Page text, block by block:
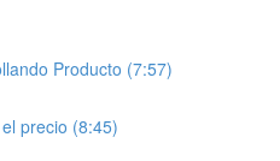
Producto (7:57)
precio (8:45)